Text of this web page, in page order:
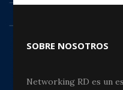
SOBRE NOSOTROS
Networking RD es un